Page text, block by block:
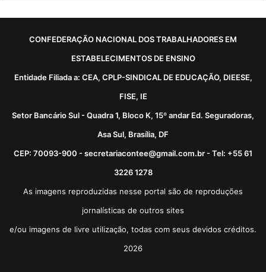
CONFEDERAÇÃO NACIONAL DOS TRABALHADORES EM
ESTABELECIMENTOS DE ENSINO
Entidade Filiada a: CEA, CPLP-SINDICAL DE EDUCAÇÃO, DIEESE,
FISE, IE
Setor Bancário Sul - Quadra 1, Bloco K, 15º andar Ed. Seguradoras,
Asa Sul, Brasília, DF
CEP: 70093-900 - secretariacontee@gmail.com.br - Tel: +55 61
3226 1278
As imagens reproduzidas nesse portal são de reproduções
jornalísticas de outros sites
e/ou imagens de livre utilização, todas com seus devidos créditos.
2026